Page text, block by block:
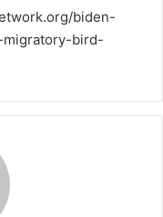
biden-
bird-